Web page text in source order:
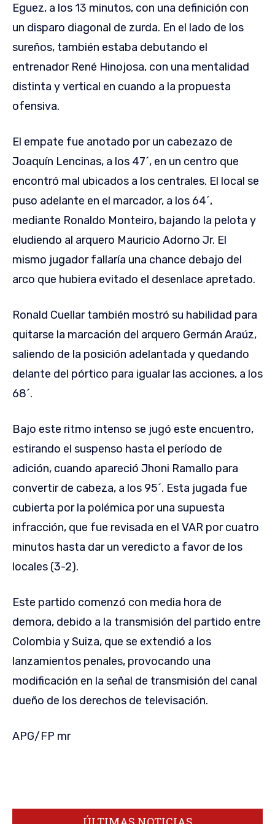
Eguez, a los 13 minutos, con una definición con
un disparo diagonal de zurda. En el lado de los
sureños, también estaba debutando el
entrenador René Hinojosa, con una mentalidad
distinta y vertical en cuando a la propuesta
ofensiva.
El empate fue anotado por un cabezazo de
Joaquín Lencinas, a los 47´, en un centro que
encontró mal ubicados a los centrales. El local se
puso adelante en el marcador, a los 64´,
mediante Ronaldo Monteiro, bajando la pelota y
eludiendo al arquero Mauricio Adorno Jr. El
mismo jugador fallaría una chance debajo del
arco que hubiera evitado el desenlace apretado.
Ronald Cuellar también mostró su habilidad para
quitarse la marcación del arquero Germán Araúz,
saliendo de la posición adelantada y quedando
delante del pórtico para igualar las acciones, a los
68´.
Bajo este ritmo intenso se jugó este encuentro,
estirando el suspenso hasta el período de
adición, cuando apareció Jhoni Ramallo para
convertir de cabeza, a los 95´. Esta jugada fue
cubierta por la polémica por una supuesta
infracción, que fue revisada en el VAR por cuatro
minutos hasta dar un veredicto a favor de los
locales (3-2).
Este partido comenzó con media hora de
demora, debido a la transmisión del partido entre
Colombia y Suiza, que se extendió a los
lanzamientos penales, provocando una
modificación en la señal de transmisión del canal
dueño de los derechos de televisación.
APG/FP mr